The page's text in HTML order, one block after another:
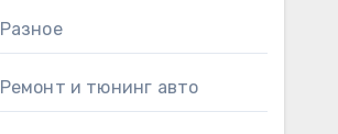
Разное
Ремонт и тюнинг авто